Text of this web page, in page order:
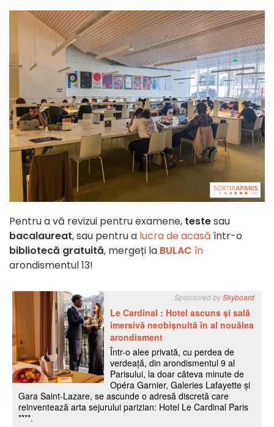
Pentru a vă revizui pentru examene, testesau
bacalaureat, sau pentru a lucra de acasă într-o
bibliotecă gratuită, mergeți la BULAC în
arondismentul 13!